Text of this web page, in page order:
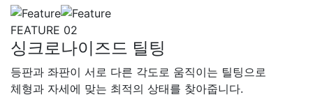
FEATURE 02
싱크로나이즈드 틸팅
등판과 좌판이 서로 다른 각도로 움직이는 틸팅으로
체형과 자세에 맞는 최적의 상태를 찾아줍니다.